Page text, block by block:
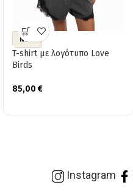
NEW
T-shirt με λογότυπο Love
Birds
85,00 €
Instagram